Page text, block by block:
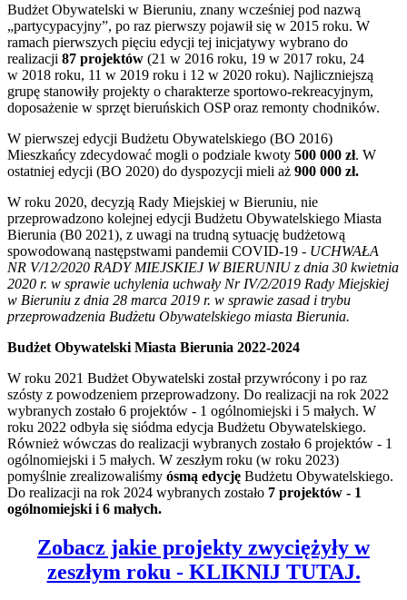
Budżet Obywatelski w Bieruniu, znany wcześniej pod nazwą
„partycypacyjny”, po raz pierwszy pojawił się w 2015 roku. W
ramach pierwszych pięciu edycji tej inicjatywy wybrano do
realizacji 87 projektów (21 w 2016 roku, 19 w 2017 roku, 24
w 2018 roku, 11 w 2019 roku i 12 w 2020 roku). Najliczniejszą
grupę stanowiły projekty o charakterze sportowo-rekreacyjnym,
doposażenie w sprzęt bieruńskich OSP oraz remonty chodników.
W pierwszej edycji Budżetu Obywatelskiego (BO 2016)
Mieszkańcy zdecydować mogli o podziale kwoty 500 000 zł. W
ostatniej edycji (BO 2020) do dyspozycji mieli aż 900 000 zł.
W roku 2020, decyzją Rady Miejskiej w Bieruniu, nie
przeprowadzono kolejnej edycji Budżetu Obywatelskiego Miasta
Bierunia (B0 2021), z uwagi na trudną sytuację budżetową
spowodowaną następstwami pandemii COVID-19 - UCHWAŁA
NR V/12/2020 RADY MIEJSKIEJ W BIERUNIU z dnia 30 kwietnia
2020 r. w sprawie uchylenia uchwały Nr IV/2/2019 Rady Miejskiej
w Bieruniu z dnia 28 marca 2019 r. w sprawie zasad i trybu
przeprowadzenia Budżetu Obywatelskiego miasta Bierunia.
Budżet Obywatelski Miasta Bierunia 2022-2024
W roku 2021 Budżet Obywatelski został przywrócony i po raz
szósty z powodzeniem przeprowadzony. Do realizacji na rok 2022
wybranych zostało 6 projektów - 1 ogólnomiejski i 5 małych. W
roku 2022 odbyła się siódma edycja Budżetu Obywatelskiego.
Również wówczas do realizacji wybranych zostało 6 projektów - 1
ogólnomiejski i 5 małych. W zeszłym roku (w roku 2023)
pomyślnie zrealizowaliśmy ósmą edycję Budżetu Obywatelskiego.
Do realizacji na rok 2024 wybranych zostało 7 projektów - 1
ogólnomiejski i 6 małych.
Zobacz jakie projekty zwyciężyły w
zeszłym roku - KLIKNIJ TUTAJ.